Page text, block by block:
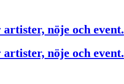
nöje och event.
nöje och event.